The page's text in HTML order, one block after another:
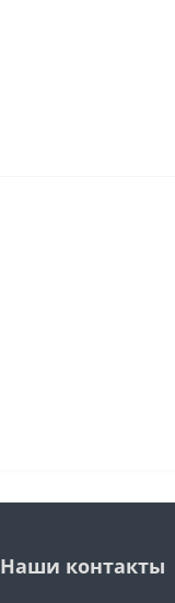
Наши контакты